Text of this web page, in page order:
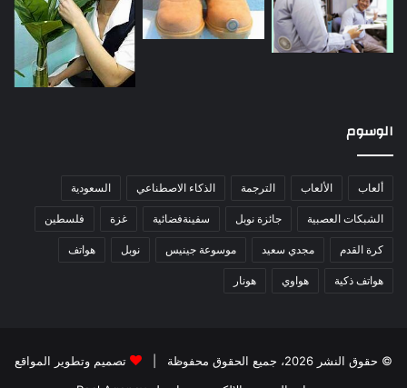
الوسوم
ألعاب الألعاب الترجمة الذكاء الاصطناعي السعودية
الشبكات العصبية جائزة نوبل سفينةفضائية غزة فلسطين
كرة القدم مجدي سعيد موسوعة جينيس نوبل هواتف
هواتف ذكية هواوي هونار
© حقوق النشر 2026، جميع الحقوق محفوظة |
تصميم وتطوير المواقع